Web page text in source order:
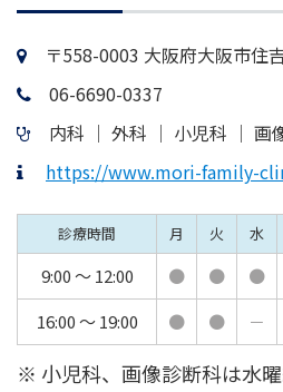
〒558-0003 大阪府大阪市住
06-6690-0337
内科 │ 外科 │ 小児科 │ 画
https://www.mori-family-
診療時間 月 火 水
9:00 ～ 12:00 ● ● ●
16:00 ～ 19:00
● ● －
※ 小児科、画像診断科は水